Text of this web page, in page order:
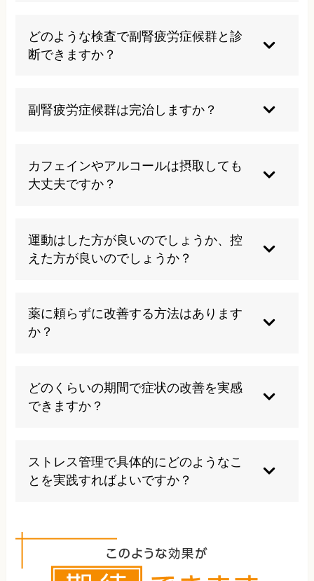
ルモンの分泌異常が関与します。慢性疲労症候群
はより広範囲な症状を呈し、原因が完全には解明
されていない疾患です。両者は重複することもあ
どのような検査で副腎疲労症候群と診
断できますか？
チゾール日内変動検査や、DHEA値の測定などが
用いられます。ただし、まだ標準的な診断基準は
副腎疲労症候群は完治しますか？
な改善は期待できます。ただし、完全な機能回復
には時間を要し、継続的なケアが重要になりま
す。早期発見・早期治療が鍵となります。
カフェインやアルコールは摂取しても
大丈夫ですか？
えることをお勧めします。特にカフェインは血糖
値の急激な変動を引き起こし、アルコールは睡眠
の質を低下させるため、症状悪化の原因となりま
運動はした方が良いのでしょうか、控
えた方が良いのでしょうか？
されますが、激しい運動は副腎にストレスを与え
るため避けるべきです。体調に合わせて無理のな
薬に頼らずに改善する方法はあります
か？
な睡眠、腸内環境の正常化などの総合的なアプロ
ーチにより、薬を使わずに改善を図ることは可能
です。専門家の指導下で行うことが重要です。
どのくらいの期間で症状の改善を実感
できますか？
ヶ月で改善の兆候を感じる方が多いです。完全な
回復には1年以上を要する場合もあるため、継続
的な取り組みが必要になります。
ストレス管理で具体的にどのようなこ
とを実践すればよいですか？
眠、趣味の時間を作るなどが効果的です。また、
完璧主義を手放し、優先順位を明確にして無理の
ない範囲で活動することも重要です。